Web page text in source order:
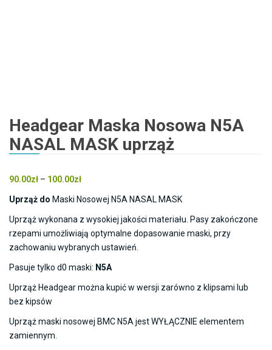
Headgear Maska Nosowa N5A
NASAL MASK uprząż
90.00zł – 100.00złZakres
90.00zł
do
100.00zł
Uprząż do Maski Nosowej N5A NASAL MASK
Uprząż wykonana z wysokiej jakości materiału. Pasy zakończone
rzepami umożliwiają optymalne dopasowanie maski, przy
zachowaniu wybranych ustawień.
Pasuje tylko d0 maski: N5A
Uprząż Headgear można kupić w wersji zarówno z klipsami lub
bez kipsów
Uprząż maski nosowej BMC N5A jest WYŁĄCZNIE elementem
zamiennym.